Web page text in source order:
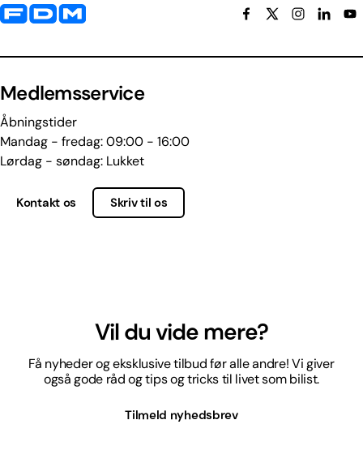
Yderligere information og kontaktoplysninger
Medlemsservice
Åbningstider
Mandag - fredag: 09:00 - 16:00
Lørdag - søndag: Lukket
Kontakt os Skriv til os
Vil du vide mere?
Få nyheder og eksklusive tilbud før alle andre! Vi giver
også gode råd og tips og tricks til livet som bilist.
Tilmeld nyhedsbrev